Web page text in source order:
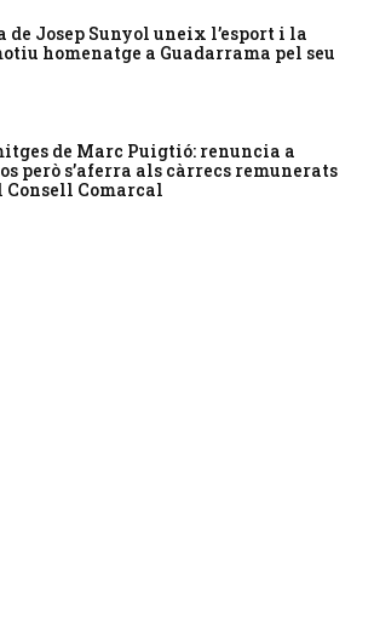
Josep Sunyol uneix l’esport i la
homenatge a Guadarrama pel seu
de Marc Puigtió: renuncia a
però s’aferra als càrrecs remunerats
Comarcal